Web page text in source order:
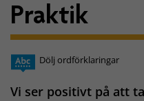
Praktik
Dölj ordförklaringar
Vi ser positivt på att